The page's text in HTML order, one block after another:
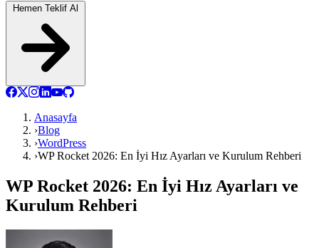
Anasayfa
›Blog
›WordPress
›WP Rocket 2026: En İyi Hız Ayarları ve Kurulum Rehberi
WP Rocket 2026: En İyi Hız Ayarları ve
Kurulum Rehberi